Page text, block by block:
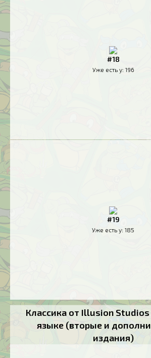
#18
Уже есть у: 196
#19
Уже есть у: 185
Классика от Illusion Studios
языке (вторые и
издания)